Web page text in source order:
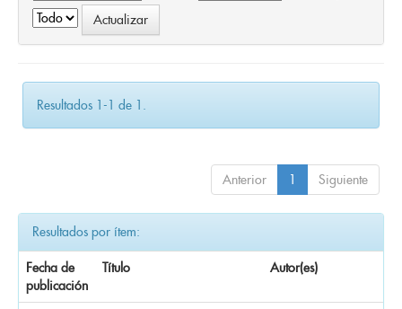
Resultados 1-1 de 1.
Anterior 1 Siguiente
Resultados por ítem:
Fecha de
publicación
Título Autor(es)